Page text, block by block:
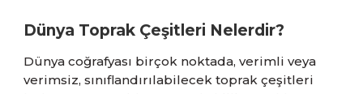
Dünya Toprak Çeşitleri Nelerdir?
Dünya coğrafyası birçok noktada, verimli veya
verimsiz, sınıflandırılabilecek toprak çeşitleri